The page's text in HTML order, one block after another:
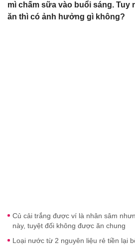
mì chấm sữa vào buổi sáng. Tuy
ăn thì có ảnh hưởng gì không?
Củ cải trắng được ví là nhân sâm
này, tuyệt đối không được ăn chung
Loại nước từ 2 nguyên liệu rẻ tiền lại